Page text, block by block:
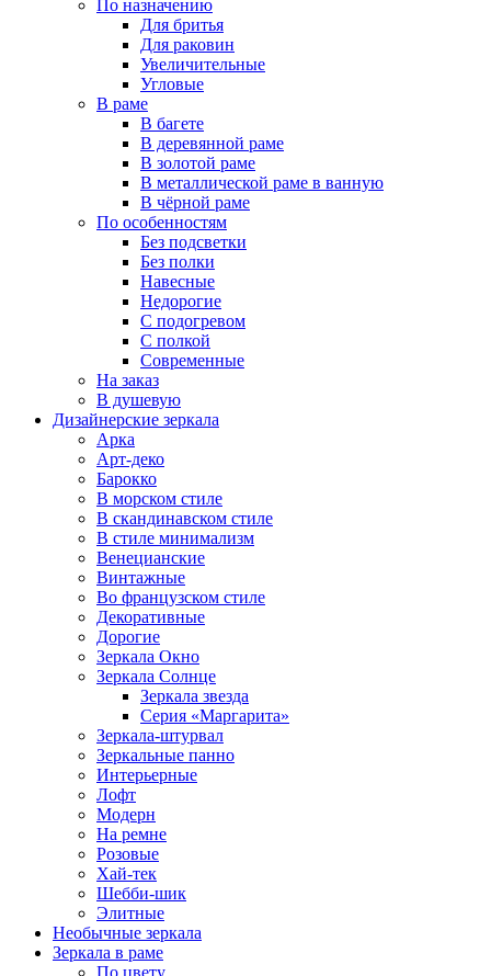
По назначению
Для бритья
Для раковин
Увеличительные
Угловые
В раме
В багете
В деревянной раме
В золотой раме
В металлической раме в ванную
В чёрной раме
По особенностям
Без подсветки
Без полки
Навесные
Недорогие
С подогревом
С полкой
Современные
На заказ
В душевую
Дизайнерские зеркала
Арка
Арт-деко
Барокко
В морском стиле
В скандинавском стиле
В стиле минимализм
Венецианские
Винтажные
Во французском стиле
Декоративные
Дорогие
Зеркала Окно
Зеркала Солнце
Зеркала звезда
Серия «Маргарита»
Зеркала-штурвал
Зеркальные панно
Интерьерные
Лофт
Модерн
На ремне
Розовые
Хай-тек
Шебби-шик
Элитные
Необычные зеркала
Зеркала в раме
По цвету